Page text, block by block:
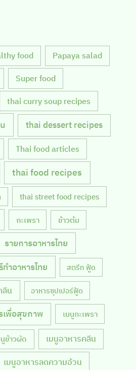
food Papaya salad
Super food
thai curry soup recipes
thai dessert recipes
Thai food articles
thai food recipes
thai street food recipes
กะเพรา ข้าวต้ม
รายการอาหารไทย
ทำอาหารไทย สตรีท ฟู้ด
ลีน อาหารซุปเปอร์ฟู้ด
เพื่อสุขภาพ เมนูกะเพรา
นูข้าวผัด เมนูอาหารคลีน
เมนูอาหารลดความอ้วน